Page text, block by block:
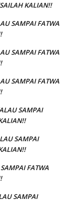
KALIAN!!
SAMPAI FATWA
SAMPAI FATWA
SAMPAI FATWA
SAMPAI
SAMPAI
FATWA
SAMPAI